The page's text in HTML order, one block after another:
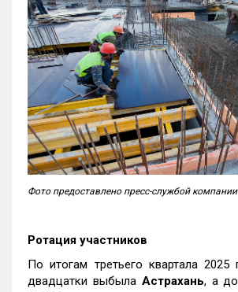
Фото предоставлено пресс-службой
Ротация участников
По итогам третьего квартала 2025
двадцатки выбыла Астрахань, а